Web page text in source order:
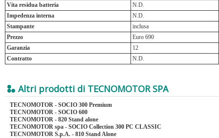
Vita residua batteria
N.D.
Impedenza interna
N.D.
Stampante
inclusa
Prezzo
Euro 690
Garanzia
12
Contratto
N.D.
Altri prodotti di TECNOMOTOR SPA
TECNOMOTOR - SOCIO 300 Premium
TECNOMOTOR - SOCIO 600
TECNOMOTOR - 820 Stand alone
TECNOMOTOR spa - SOCIO Collection 300 PC CLASSIC
TECNOMOTOR S.p.A. - 810 Stand Alone